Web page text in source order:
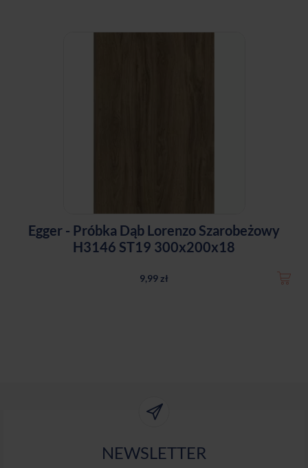
Egger - Próbka Dąb Lorenzo Szarobeżowy
H3146 ST19 300x200x18
9,99 zł
NEWSLETTER